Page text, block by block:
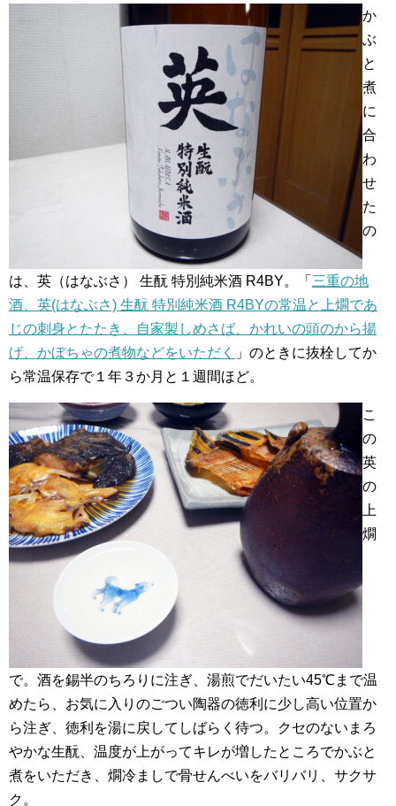
か
ぶ
と
煮
に
合
わ
せ
た
の
は、英（はなぶさ） 生酛 特別純米酒 R4BY。「 三重の地
酒、英(はなぶさ) 生酛 特別純米酒 R4BYの常温と上燗であ
じの刺身とたたき、自家製しめさば、かれいの頭のから揚
げ、かぼちゃの煮物などをいただく
」のときに抜栓してか
ら常温保存で１年３か月と１週間ほど。
こ
の
英
の
上
燗
で。酒を錫半のちろりに注ぎ、湯煎でだいたい45℃まで温
めたら、お気に入りのごつい陶器の徳利に少し高い位置か
ら注ぎ、徳利を湯に戻してしばらく待つ。クセのないまろ
やかな生酛、温度が上がってキレが増したところでかぶと
煮をいただき、燗冷ましで骨せんべいをバリバリ、サクサ
ク。